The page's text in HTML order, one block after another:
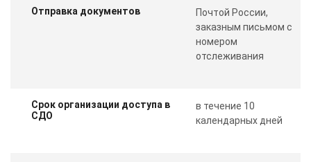
Отправка документов
Почтой России,
заказным письмом с
номером
отслеживания
Срок организации доступа в
СДО
в течение 10
календарных дней